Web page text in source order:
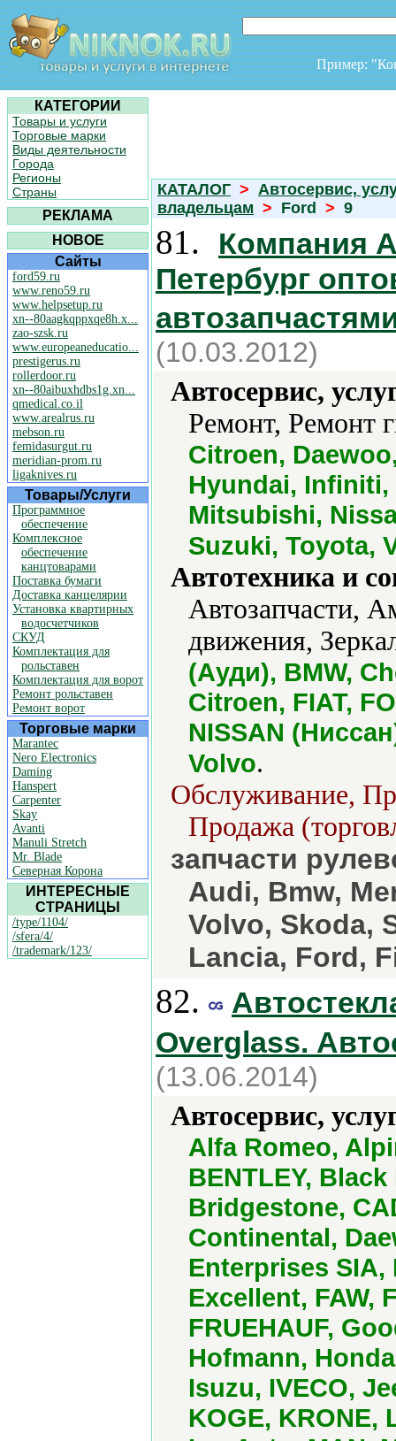
Пример:
КАТЕГОРИИ
Товары и услуги
Торговые марки
Виды деятельности
Города
Регионы
Страны
РЕКЛАМА
НОВОЕ
Сайты
ford59.ru
www.reno59.ru
www.helpsetup.ru
xn--80aagkqppxqe8h.x...
zao-szsk.ru
www.europeaneducatio...
prestigerus.ru
rollerdoor.ru
xn--80aibuxhdbs1g.xn...
qmedical.co.il
www.arealrus.ru
mebson.ru
femidasurgut.ru
meridian-prom.ru
ligaknives.ru
Товары/Услуги
Программное
обеспечение
Комплексное
обеспечение
канцтоварами
Поставка бумаги
Доставка канцелярии
Установка квартирных
водосчетчиков
СКУД
Комплектация для
рольставен
Комплектация для ворот
Ремонт рольставен
Ремонт ворот
Торговые марки
Marantec
Nero Electronics
Daming
Hanspert
Carpenter
Skay
Avanti
Manuli Stretch
Mr. Blade
Северная Корона
ИНТЕРЕСНЫЕ
СТРАНИЦЫ
/type/1104/
/sfera/4/
/trademark/123/
КАТАЛОГ > Автосервис,
владельцам > Ford > 9
81.
Компания
Петербург
(10.03.2012)
Автосервис,
Ремонт, Ремонт
Citroen,
Hyundai, Infiniti,
Mitsubishi,
Suzuki, Toyota,
Автотехника и
Автозапчасти,
движения,
(Ауди), BMW,
Citroen, FIAT,
NISSAN
Volvo.
Обслуживание,
Продажа
запчасти
Audi, Bmw,
Volvo, Skoda,
Lancia, Ford,
82.
Overglass.
(13.06.2014)
Автосервис,
Alfa Romeo,
BENTLEY,
Bridgestone,
Continental,
Enterprises SIA,
Excellent, FAW,
FRUEHAUF,
Hofmann,
Isuzu, IVECO,
KOGE, KRONE,